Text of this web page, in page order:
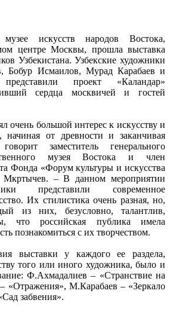
искусств народов Востока,
центре Москвы, прошла выставка
Узбекистана. Узбекские художники
Бобур Исмаилов, Мурад Карабаев и
проект «Каландар»
сердца москвичей и гостей
очень большой интерес к искусству и
начиная от древности и заканчивая
заместитель генерального
музея Востока и член
Фонда «Форум культуры и искусства
Мкртычев. – В данном мероприятии
представили современное
Их стилистика очень разная, но,
из них, безусловно, талантлив,
что российская публика имела
познакомиться с их творчеством.
выставки у каждого ее раздела,
того или иного художника, было и
Ф.Ахмадалиев – «Странствие на
«Отражения», М.Карабаев – «Зеркало
забвения».